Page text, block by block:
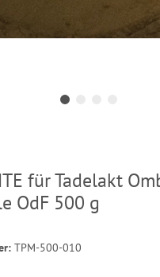
für Tadelakt
OdF 500 g
TPM-500-010